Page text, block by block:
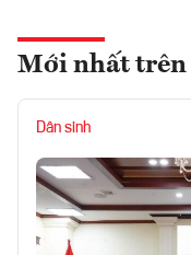
Mới nhất trên
Dân sinh